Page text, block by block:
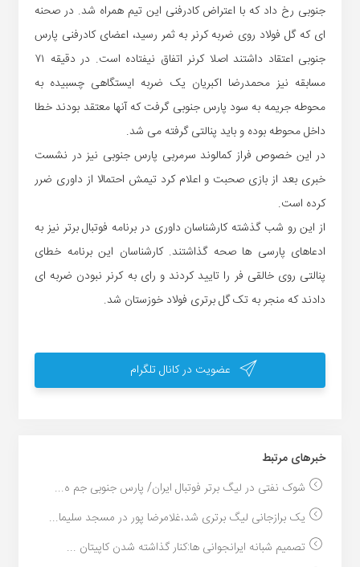
جنوبی رخ داد که با اعتراض کادرفنی این تیم همراه شد. در صحنه
ای که گل فولاد روی ضربه کرنر به ثمر رسید، اعضای کادرفنی پارس
جنوبی اعتقاد داشتند اصلا کرنر اتفاق نیفتاده است. در دقیقه ۷۱
مسابقه نیز محمدرضا اکبریان یک ضربه ایستگاهی چسبیده به
محوطه جریمه به سود پارس جنوبی گرفت که آنها معتقد بودند خطا
داخل محوطه بوده و باید پنالتی گرفته می شد.
در این خصوص فراز کمالوند سرمربی پارس جنوبی نیز در نشست
خبری بعد از بازی صحبت و اعلام کرد تیمش احتمالا از داوری ضرر
کرده است.
از این رو شب گذشته کارشناسان داوری در برنامه فوتبال برتر نیز به
ادعاهای پارسی ها صحه گذاشتند. کارشناسان این برنامه خطای
پنالتی روی خالقی فر را تایید کردند و رای به کرنر نبودن ضربه ای
دادند که منجر به تک گل برتری فولاد خوزستان شد.
عضویت در کانال تلگرام
خبر‌های مرتبط
شوک نفتی در لیگ برتر فوتبال ایران/ پارس جنوبی جم ه...
یک برازجانی لیگ برتری شد،غلامرضا پور در مسجد سلیما...
تصمیم شبانه ایرانجوانی ها:کنار گذاشته شدن کاپیتان ...